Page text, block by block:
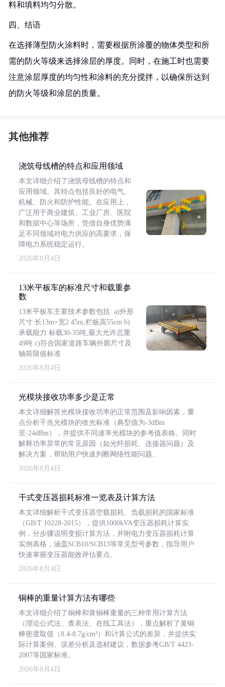
料和填料均匀分散。
四、结语
在选择薄型防火涂料时，需要根据所涂覆的物体类型和所
需的防火等级来选择涂层的厚度。同时，在施工时也需要
注意涂层厚度的均匀性和涂料的充分搅拌，以确保所达到
的防火等级和涂层的质量。
其他推荐
浇筑母线槽的特点和应用领域
本文详细介绍了浇筑母线槽的特点和
应用领域。其特点包括良好的电气、
机械、防火和防护性能。在应用上，
广泛用于商业建筑、工业厂房、医院
和数据中心等场所，凭借自身优势满
足不同领域对电力供应的高要求，保
障电力系统稳定运行。
2026年8月4日
13米平板车的标准尺寸和载重参
数
13米平板车主要技术参数包括: a)外形
尺寸:长13m×宽2.45m,栏板高55cm b)
承载能力:标载30-35吨,最大允许总重
49吨 c)符合国家道路车辆外廓尺寸及
轴荷限值标准
2026年8月4日
光模块接收功率多少是正常
本文详细解答光模块接收功率的正常范围及影响因素，重
点分析千兆光模块的收光标准（典型值为-3dBm
至-24dBm），并提供不同速率光模块的参考值表格。同时
解释功率异常的常见原因（如光纤损耗、连接器问题）及
解决方案，帮助用户快速判断网络性能问题。
2026年8月4日
干式变压器损耗标准一览表及计算方法
本文详细解析干式变压器空载损耗、负载损耗的国家标准
（GB/T 10228-2015），提供1000kVA变压器损耗计算实
例，分步骤说明变损计算方法，并附电力变压器损耗计算
实例表格，涵盖SCB10/SCB13等常见型号参数，指导用户
快速掌握变压器能效评估要点。
2026年8月4日
铜棒的重量计算方法有哪些
本文详细介绍了铜棒和黄铜棒重量的三种常用计算方法
（理论公式法、查表法、在线工具法），重点解析了黄铜
棒密度取值（8.4-8.7g/cm³）和计算公式的差异，并提供实
际计算案例、误差分析及选材建议，数据参考GB/T 4423-
2007等国家标准。
2026年8月4日